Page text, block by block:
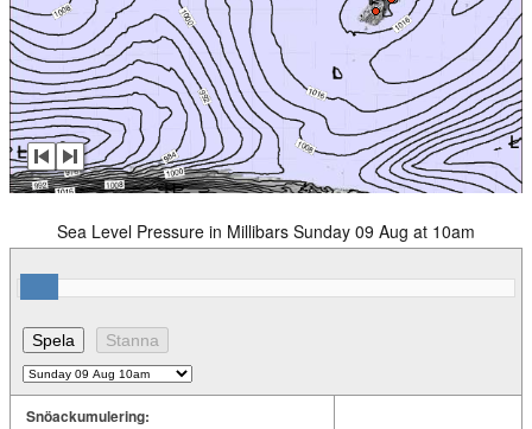
Sea Level Pressure in Millibars Sunday 09 Aug at 10am
Snöackumulering: